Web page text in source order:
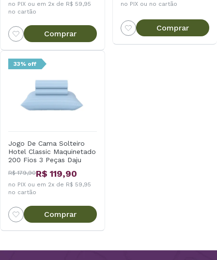
no PIX ou em 2x de R$ 59,95
no cartão
Comprar
no PIX ou no cartão
Comprar
33% off
Jogo De Cama Solteiro
Hotel Classic Maquinetado
200 Fios 3 Peças Daju
R$ 179,90R$ 119,90
no PIX ou em 2x de R$ 59,95
no cartão
Comprar